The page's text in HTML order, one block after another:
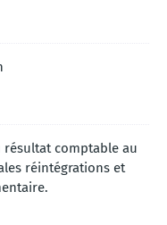
résultat comptable au
réintégrations et